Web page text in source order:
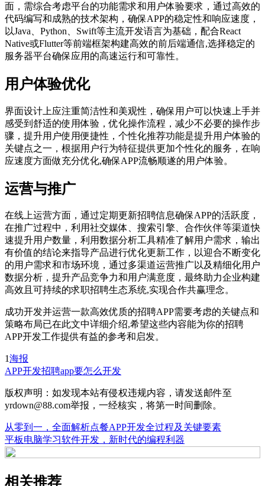
面，需综合考虑平台的功能需求和用户体验要求，通过高效的
代码编写和成熟的技术架构，确保APP的稳定性和响应速度，
以Java、Python、Swift等主流开发语言为基础，配合React
Native或Flutter等前端框架构建高效的前后端通信,选择稳定的
服务器平台确保应用的高速运行和可靠性。
用户体验优化
界面设计上应注重简洁性和美观性，确保用户可以快速上手并
感受到舒适的使用体验，优化操作流程，减少不必要的操作步
骤，提升用户使用便捷性，个性化推荐功能是提升用户体验的
关键点之一，根据用户行为特征提供更加个性化的服务，在响
应速度方面做充分优化,确保APP流畅顺遂的用户体验。
运营与推广
在线上运营方面，通过定期更新招聘信息确保APP的活跃度，
在推广过程中，利用社交媒体、搜索引擎、合作伙伴等渠道快
速提升用户数量，利用数据分析工具精准了解用户需求，输出
有价值的结论来指导产品进行优化更新工作，以迎合不断变化
的用户需求和市场环境，通过多渠道运营推广以及精细化用户
数据分析，提升产品竞争力和用户满意度，最终助力企业构建
高效且可持续的求职招聘生态系统,实现合作共赢理念。
成功开发并运营一款高效优质的招聘APP需要考虑的关键点和
策略布局已在此文中详细介绍,希望这些内容能为你的招聘
APP开发工作提供有益的参考和启发。
1海报
APP开发招聘app要怎么开发
版权声明：如发现本站有侵权违规内容，请发送邮件至
yrdown@88.com举报，一经核实，将第一时间删除。
从零到一，全面解析点餐APP开发全过程及关键要素
平板电脑学习软件开发，新时代的编程利器
相关推荐